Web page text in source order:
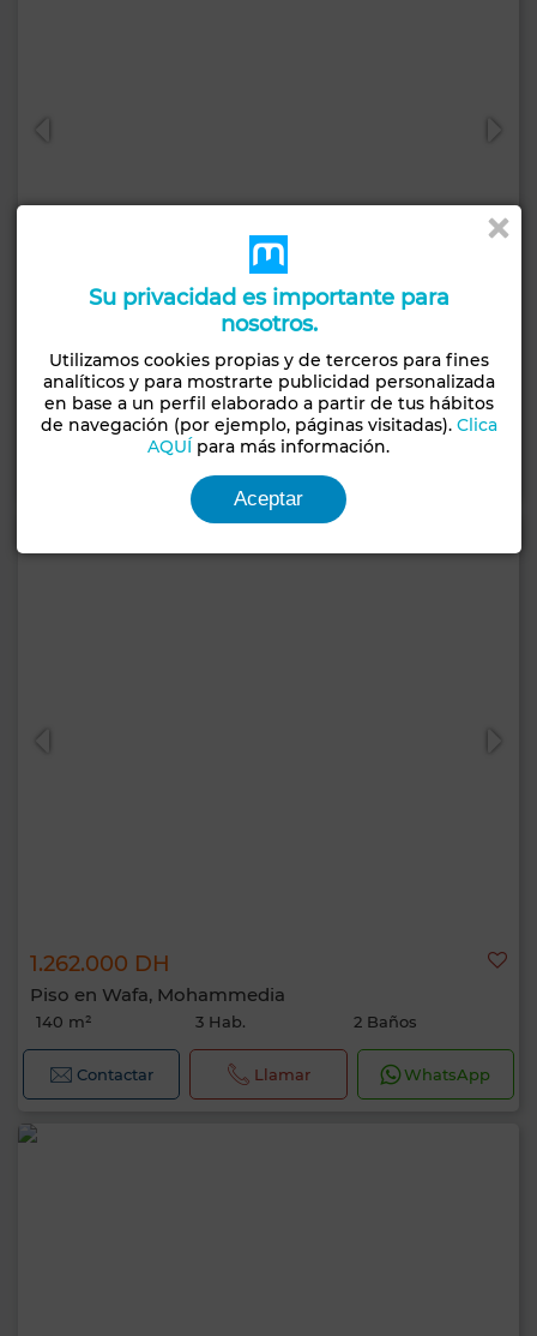
790.000 DH
Piso en Wafa, Mohammedia
76 m² 2 Hab. 2 Baños
1.262.000 DH
Piso en Wafa, Mohammedia
140 m² 3 Hab. 2 Baños
Contactar Llamar WhatsApp
Su privacidad es importante para
nosotros.
Utilizamos cookies propias y de terceros para fines
analíticos y para mostrarte publicidad personalizada
en base a un perfil elaborado a partir de tus hábitos
de navegación (por ejemplo, páginas visitadas). Clica
AQUÍ para más información.
Aceptar